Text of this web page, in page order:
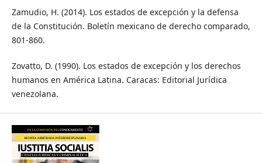
Zamudio, H. (2014). Los estados de excepción y la defensa
de la Constitución. Boletín mexicano de derecho comparado,
801-860.
Zovatto, D. (1990). Los estados de excepción y los derechos
humanos en América Latina. Caracas: Editorial Jurídica
venezolana.